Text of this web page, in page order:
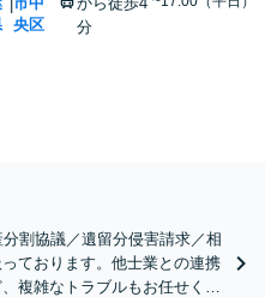
|
央区
分
割協議／遺留分侵害請求／相
ております。他士業との連携
複雑なトラブルもお任せくだ